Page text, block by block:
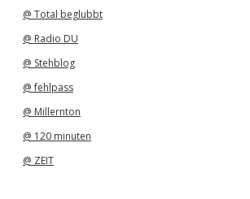
@ Total beglubbt
@ Radio DU
@ Stehblog
@ fehlpass
@ Millernton
@ 120 minuten
@ ZEIT